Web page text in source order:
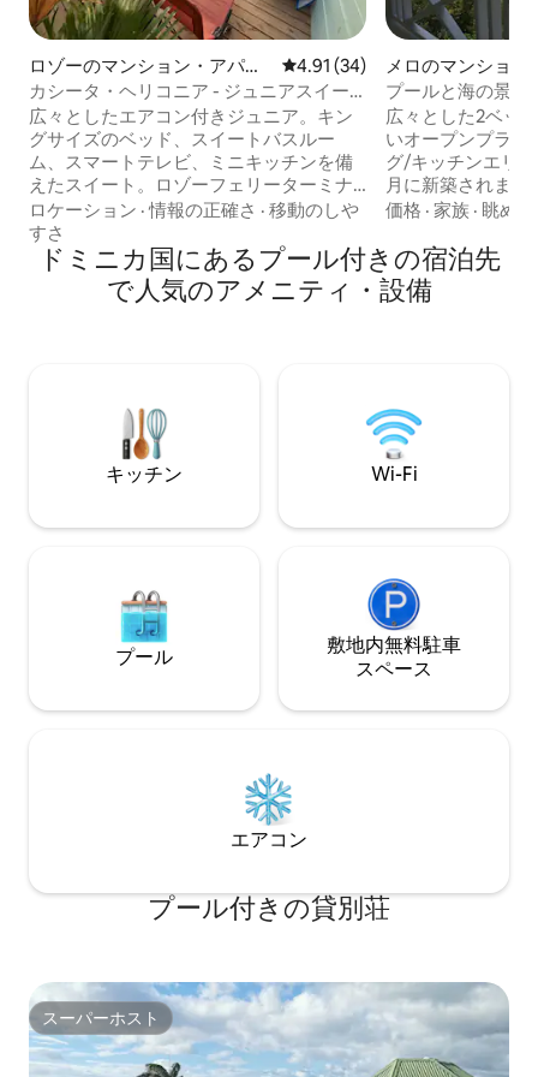
ロゾーのマンション・アパー
ト
レビュー34件、5つ星中4.91つ
4.91 (34)
カシータ・ヘリコニア - ジュニアスイー
ト＃1
広々としたエアコン付きジュニア。キン
グサイズのベッド、スイートバスルー
ム、スマートテレビ、ミニキッチンを備
えたスイート。ロゾーフェリーターミナ
ルから徒歩7分。ダイニング、バー、ショ
ップ、子供用の素晴らしい遊び場がある
ペブルズパークからすぐ近くです。プー
ルデッキ、バーベキューグリル、フォー
トヤングのパリセードレストラン、フォ
やレジャーに最適です。贅沢な雰囲気を
プラスした快適さと利便性をすべて兼ね
備えています。
ロケーション ·情報の正確さ · 移動のしや
すさ
メロのマンション
プールと海の景色
パート
広々とした2ベッ
いオープンプラ
グ/キッチンエリ
月に新築されました。 カリブ
と、島で最高とさ
い方です。 個別
ームマンションも
Hillside House &
価格 ·家族 · 眺め
ドミニカ国にあるプール付きの宿泊先
で人気のアメニティ・設備
キッチン Wi-Fi
プール
敷地内無料駐⁠車
ス⁠ペ⁠ー⁠ス
エアコン
プール付きの貸別荘
スーパーホスト
スーパーホスト